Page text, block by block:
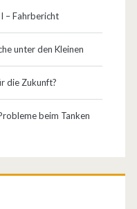
– Fahrbericht
unter den Kleinen
die Zukunft?
beim Tanken